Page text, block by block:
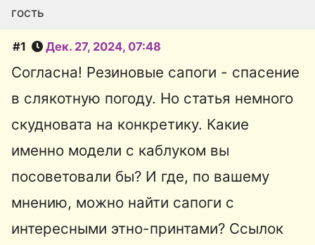
гость
#1 Дек. 27, 2024, 07:48
Согласна! Резиновые сапоги - спасение
в слякотную погоду. Но статья немного
скудновата на конкретику. Какие
именно модели с каблуком вы
посоветовали бы? И где, по вашему
мнению, можно найти сапоги с
интересными этно-принтами? Ссылок